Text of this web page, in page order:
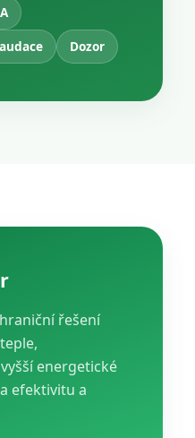
Dozor
řešení
energetické
efektivitu a